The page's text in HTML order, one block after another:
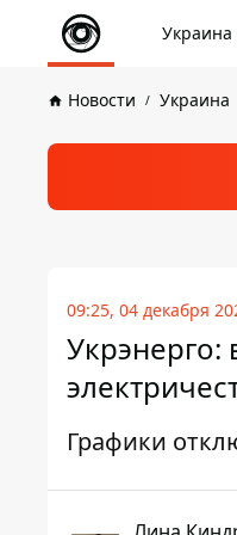
Украина
Новости Украина
09:25, 04 декабря
Укрэнерго:
Графики